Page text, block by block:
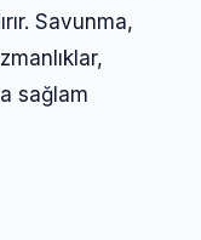
Savunma,
sağlam